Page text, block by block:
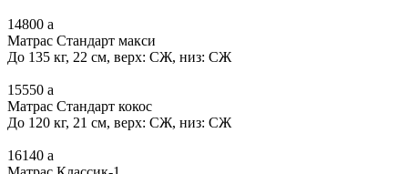
14800 a
Матрас Стандарт макси
До 135 кг, 22 см, верх: СЖ, низ: СЖ
15550 a
Матрас Стандарт кокос
До 120 кг, 21 см, верх: СЖ, низ: СЖ
16140 a